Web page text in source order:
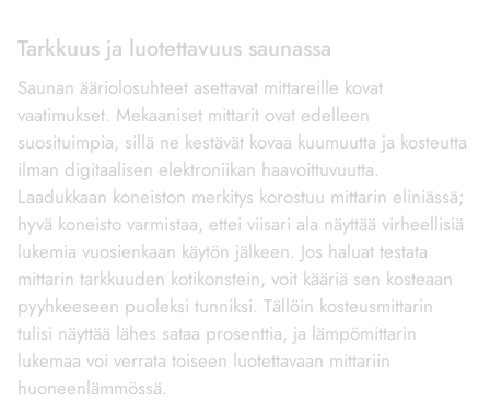
Tarkkuus ja luotettavuus saunassa
Saunan ääriolosuhteet asettavat mittareille kovat
vaatimukset. Mekaaniset mittarit ovat edelleen
suosituimpia, sillä ne kestävät kovaa kuumuutta ja kosteutta
ilman digitaalisen elektroniikan haavoittuvuutta.
Laadukkaan koneiston merkitys korostuu mittarin eliniässä;
hyvä koneisto varmistaa, ettei viisari ala näyttää virheellisiä
lukemia vuosienkaan käytön jälkeen. Jos haluat testata
mittarin tarkkuuden kotikonstein, voit kääriä sen kosteaan
pyyhkeeseen puoleksi tunniksi. Tällöin kosteusmittarin
tulisi näyttää lähes sataa prosenttia, ja lämpömittarin
lukemaa voi verrata toiseen luotettavaan mittariin
huoneenlämmössä.